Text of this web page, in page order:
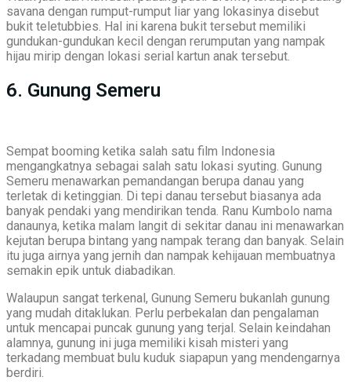
savana dengan rumput-rumput liar yang lokasinya disebut
bukit teletubbies. Hal ini karena bukit tersebut memiliki
gundukan-gundukan kecil dengan rerumputan yang nampak
hijau mirip dengan lokasi serial kartun anak tersebut.
6. Gunung Semeru
Sempat booming ketika salah satu film Indonesia
mengangkatnya sebagai salah satu lokasi syuting. Gunung
Semeru menawarkan pemandangan berupa danau yang
terletak di ketinggian. Di tepi danau tersebut biasanya ada
banyak pendaki yang mendirikan tenda. Ranu Kumbolo nama
danaunya, ketika malam langit di sekitar danau ini menawarkan
kejutan berupa bintang yang nampak terang dan banyak. Selain
itu juga airnya yang jernih dan nampak kehijauan membuatnya
semakin epik untuk diabadikan.
Walaupun sangat terkenal, Gunung Semeru bukanlah gunung
yang mudah ditaklukan. Perlu perbekalan dan pengalaman
untuk mencapai puncak gunung yang terjal. Selain keindahan
alamnya, gunung ini juga memiliki kisah misteri yang
terkadang membuat bulu kuduk siapapun yang mendengarnya
berdiri.